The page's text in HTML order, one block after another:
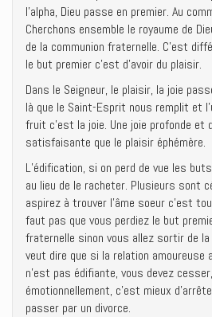
l’alpha, Dieu passe en premier. Au
Cherchons ensemble le royaume de
de la communion fraternelle. C’est
le but premier c’est d’avoir du plaisir.
Dans le Seigneur, le plaisir, la joie
là que le Saint-Esprit nous remplit et
fruit c’est la joie. Une joie profonde et
satisfaisante que le plaisir éphémère.
L’édification, si on perd de vue les
au lieu de le racheter. Plusieurs sont
aspirez à trouver l’âme soeur c’est
faut pas que vous perdiez le but
fraternelle sinon vous allez sortir de la
veut dire que si la relation amoureuse
n’est pas édifiante, vous devez
émotionnellement, c’est mieux
passer par un divorce.